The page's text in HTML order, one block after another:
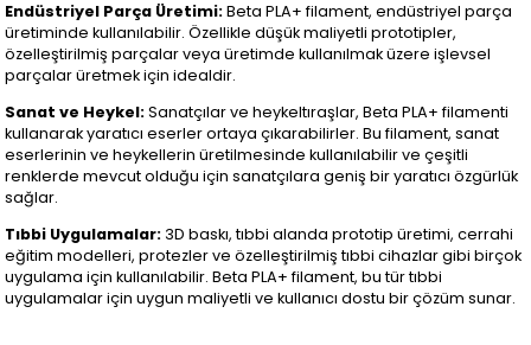
Endüstriyel Parça Üretimi:Beta PLA+ filament, endüstriyel parça
üretiminde kullanılabilir. Özellikle düşük maliyetli prototipler,
özelleştirilmiş parçalar veya üretimde kullanılmak üzere işlevsel
parçalar üretmek için idealdir.
Sanat ve Heykel:Sanatçılar ve heykeltıraşlar, Beta PLA+ filamenti
kullanarak yaratıcı eserler ortaya çıkarabilirler. Bu filament, sanat
eserlerinin ve heykellerin üretilmesinde kullanılabilir ve çeşitli
renklerde mevcut olduğu için sanatçılara geniş bir yaratıcı özgürlük
sağlar.
Tıbbi Uygulamalar: 3D baskı, tıbbi alanda prototip üretimi, cerrahi
eğitim modelleri, protezler ve özelleştirilmiş tıbbi cihazlar gibi birçok
uygulama için kullanılabilir. Beta PLA+ filament, bu tür tıbbi
uygulamalar için uygun maliyetli ve kullanıcı dostu bir çözüm sunar.